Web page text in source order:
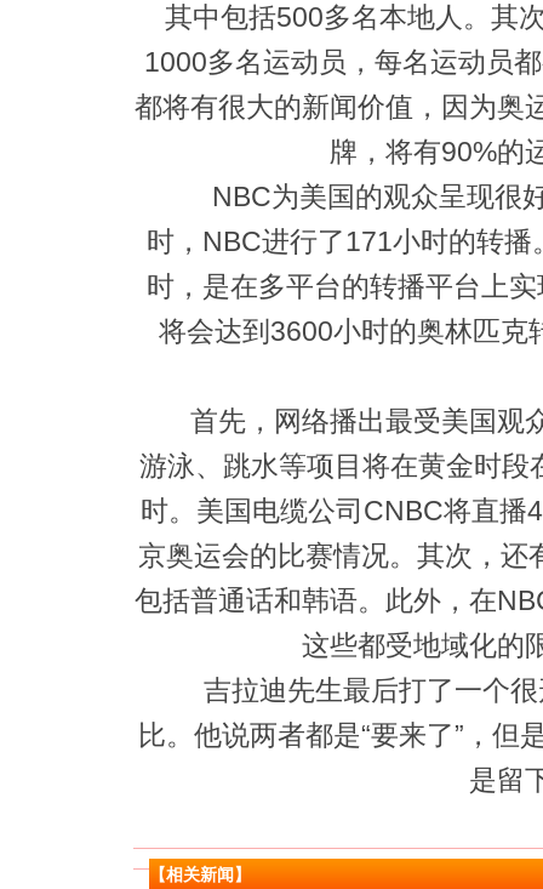
其中包括500多名本地人。其
1000多名运动员，每名运动员
都将有很大的新闻价值，因为奥
牌，将有90%的
NBC为美国的观众呈现很好
时，NBC进行了171小时的转
时，是在多平台的转播平台上
将会达到3600小时的奥林匹克
首先，网络播出最受美国观
游泳、跳水等项目将在黄金时
时。美国电缆公司CNBC将直播
京奥运会的比赛情况。其次，
包括普通话和韩语。此外，在
这些都受地域化的
吉拉迪先生最后打了一个很
比。他说两者都是“要来了”，
是留
【相关新闻】